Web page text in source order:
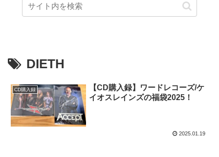
DIETH
CD購入録
【CD購入録】ワードレコーズ/ケ
イオスレインズの福袋2025！
2025.01.19